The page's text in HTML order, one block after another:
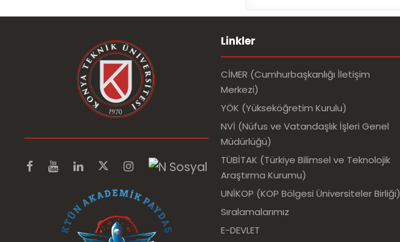
Linkler
CİMER (Cumhurbaşkanlığı İletişim
Merkezi)
YÖK (Yükseköğretim Kurulu)
NVİ (Nüfus ve Vatandaşlık İşleri Genel
Müdürlüğü)
TÜBİTAK (Türkiye Bilimsel ve Teknolojik
Araştırma Kurumu)
UNİKOP (KOP Bölgesi Üniversiteler Birliği)
Sıralamalarımız
E-DEVLET